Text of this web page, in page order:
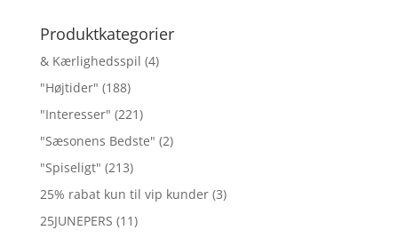
Produktkategorier
& Kærlighedsspil (4)
"Højtider" (188)
"Interesser" (221)
"Sæsonens Bedste" (2)
"Spiseligt" (213)
25% rabat kun til vip kunder (3)
25JUNEPERS (11)